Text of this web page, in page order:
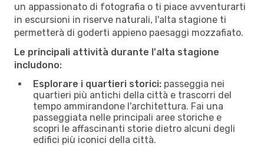
un appassionato di fotografia o ti piace avventurarti
in escursioni in riserve naturali, l'alta stagione ti
permetterà di goderti appieno paesaggi mozzafiato.
Le principali attività durante l'alta stagione
includono:
Esplorare i quartieri storici: passeggia nei
quartieri più antichi della città e trascorri del
tempo ammirandone l'architettura. Fai una
passeggiata nelle principali aree storiche e
scopri le affascinanti storie dietro alcuni degli
edifici più iconici della città.